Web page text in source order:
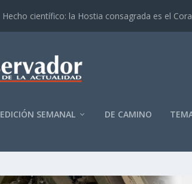
Hecho científico: la Hostia consagrada es el
EDICIÓN SEMANAL DE CAMINO